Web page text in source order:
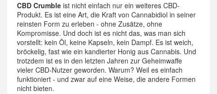
CBD Crumble ist nicht einfach nur ein weiteres CBD-
Produkt. Es ist eine Art, die Kraft von Cannabidiol in seiner
reinsten Form zu erleben - ohne Zusätze, ohne
Kompromisse. Und doch ist es nicht das, was man sich
vorstellt: kein Öl, keine Kapseln, kein Dampf. Es ist weich,
bröckelig, fast wie ein kandierter Honig aus Cannabis. Und
trotzdem ist es in den letzten Jahren zur Geheimwaffe
vieler CBD-Nutzer geworden. Warum? Weil es einfach
funktioniert - und zwar auf eine Weise, die andere Formen
nicht bieten.